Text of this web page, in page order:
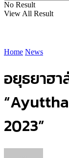
No Result
View All Result
Home News
อยุธยาฮ
2023”